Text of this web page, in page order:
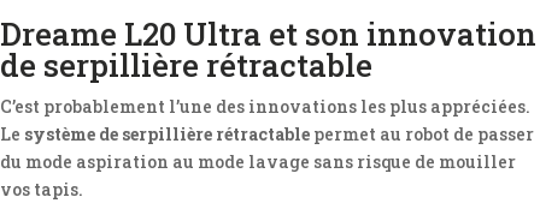
Dreame L20 Ultra et son innovation
de serpillière rétractable
C’est probablement l’une des innovations les plus appréciées.
Le système de serpillière rétractable permet au robot de passer
du mode aspiration au mode lavage sans risque de mouiller
vos tapis.